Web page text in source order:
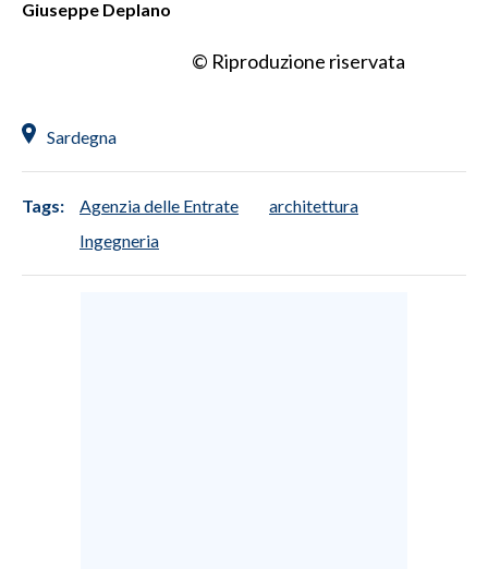
Giuseppe Deplano
© Riproduzione riservata
Sardegna
Tags: Agenzia delle Entrate
architettura
Ingegneria